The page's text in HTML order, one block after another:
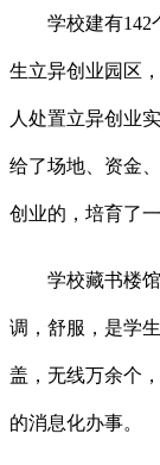
学校建有142个
生立异创业园区
人处置立异创业
给了场地、资金
创业的，培育了
学校藏书楼馆
调，舒服，是学
盖，无线万余个
的消息化办事。